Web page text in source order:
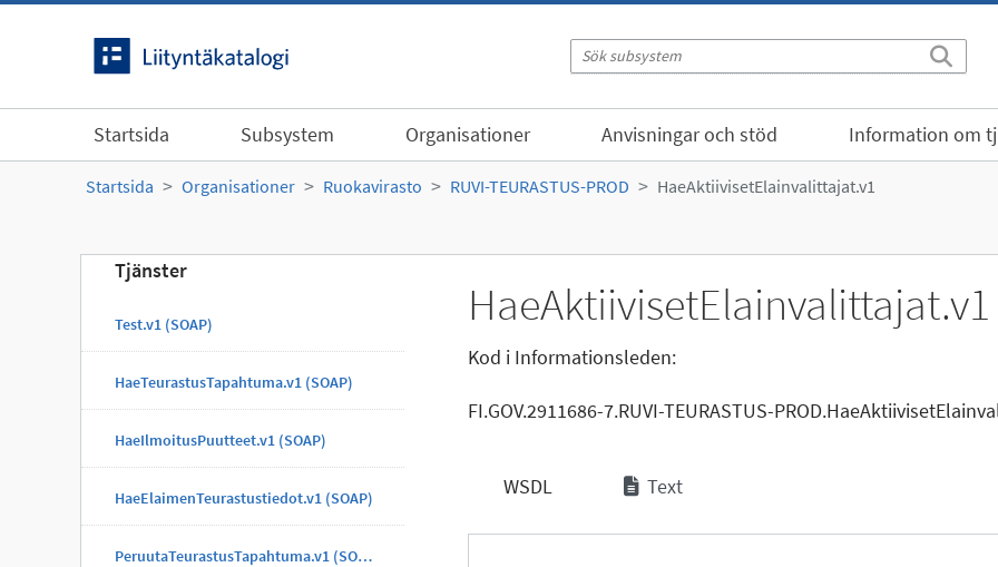
Startsida Subsystem Organisationer Anvisningar och stöd Information om
Startsida Organisationer Ruokavirasto RUVI-TEURASTUS-PROD HaeAktiivisetElainvalittajat.v1
Tjänster
Test.v1 (SOAP)
HaeTeurastusTapahtuma.v1 (SOAP)
HaeIlmoitusPuutteet.v1 (SOAP)
HaeElaimenTeurastustiedot.v1 (SOAP)
PeruutaTeurastusTapahtuma.v1 (SOAP)
HaeAktiivisetElainvalittajat.v1
Kod i Informationsleden:
FI.GOV.2911686-7.RUVI-TEURASTUS-
WSDL Text